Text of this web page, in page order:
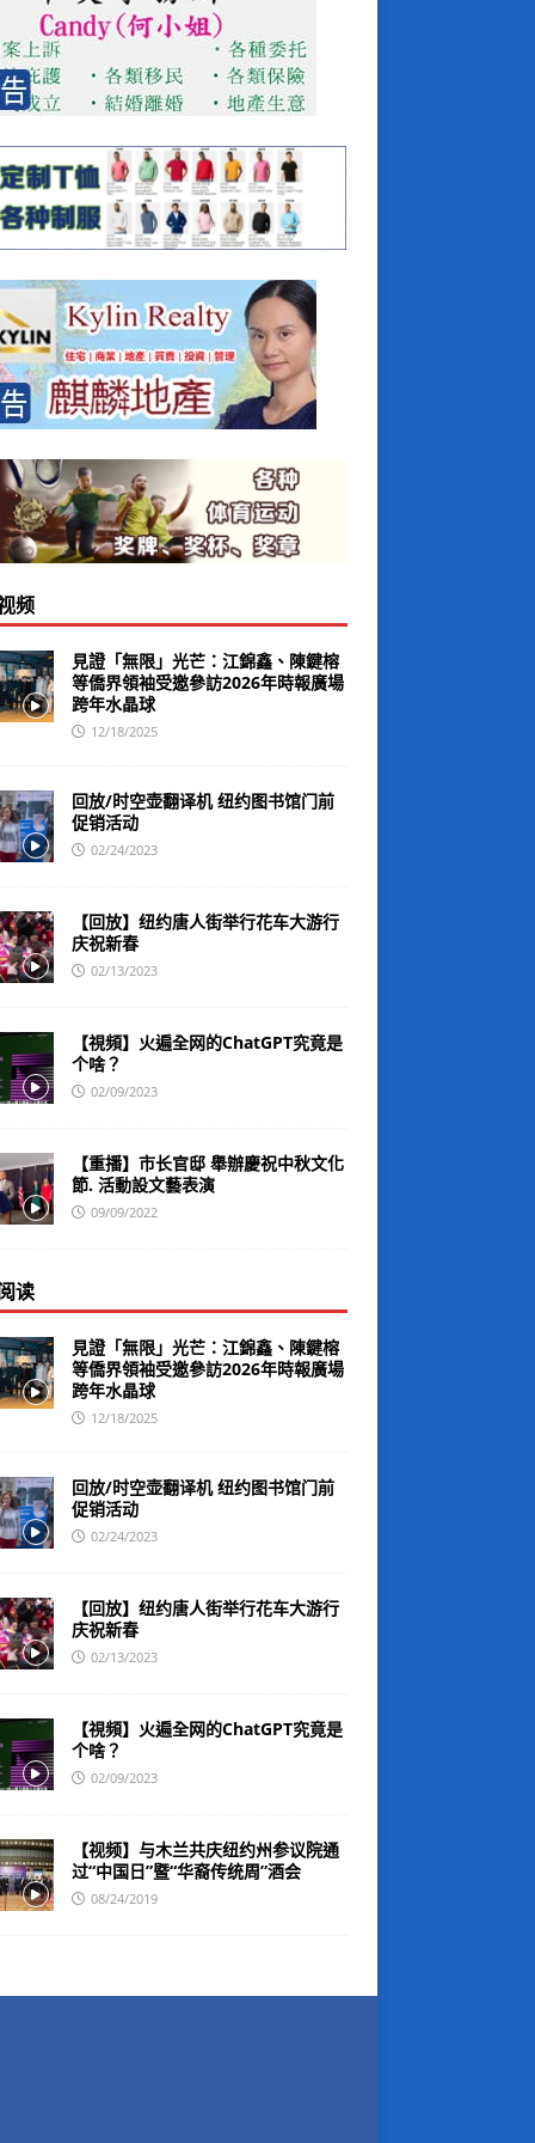
频
見證「無限」光芒：江錦鑫、陳鍵榕
等僑界領袖受邀參訪2026年時報廣場
跨年水晶球
12/18/2025
回放/时空壶翻译机 纽约图书馆门前
促销活动
02/24/2023
【回放】纽约唐人街举行花车大游行
庆祝新春
02/13/2023
【視頻】火遍全网的ChatGPT究竟是
个啥？
02/09/2023
【重播】市长官邸 舉辦慶祝中秋文化
節. 活動設文藝表演
09/09/2022
读
見證「無限」光芒：江錦鑫、陳鍵榕
等僑界領袖受邀參訪2026年時報廣場
跨年水晶球
12/18/2025
回放/时空壶翻译机 纽约图书馆门前
促销活动
02/24/2023
【回放】纽约唐人街举行花车大游行
庆祝新春
02/13/2023
【視頻】火遍全网的ChatGPT究竟是
个啥？
02/09/2023
【视频】与木兰共庆纽约州参议院通
过“中国日”暨“华裔传统周”酒会
08/24/2019